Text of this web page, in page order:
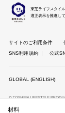
材料
東芝ライフスタイル
適正表示を推進して
サイトのご利用条件
SNS利用規約
公式
GLOBAL (ENGLISH)
© TOSHIBA LIFESTYLE